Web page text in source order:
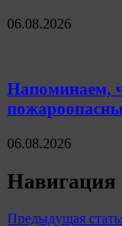
06.08.2026
Напоминаем,
06.08.2026
Навигация
Предыдущая